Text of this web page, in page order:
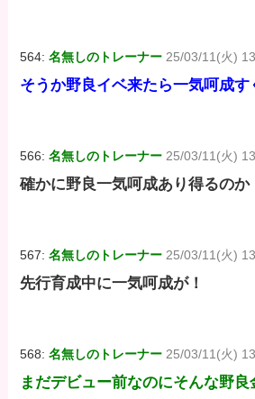
564:名無しのトレーナー 25/03/11(火)
そうか野良イベ来たら一気呵成す
566:名無しのトレーナー 25/03/11(火)
確かに野良一気呵成あり得るのか
567:名無しのトレーナー 25/03/11(火)
先行育成中に一気呵成が！
568:名無しのトレーナー 25/03/11(火)
まだデビュー前なのにそんな野